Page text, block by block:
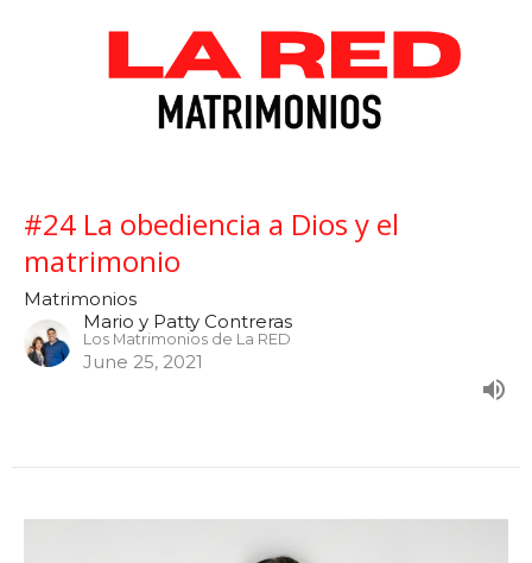
#24 La obediencia a Dios y el
matrimonio
Matrimonios
Mario y Patty Contreras
Los Matrimonios de La RED
June 25, 2021